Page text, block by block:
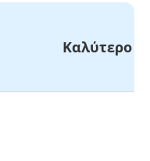
Καλύτερο